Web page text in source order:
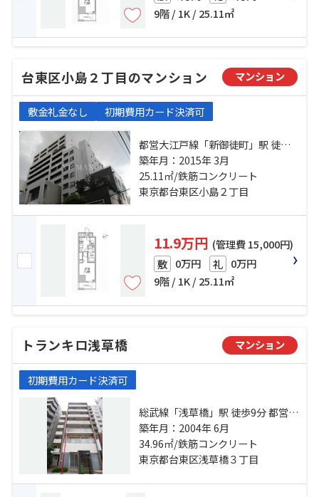
9階 / 1K / 25.11㎡
台東区小島２丁目のマンション マンション
敷金礼金なし 初期費用カード決済可
都営大江戸線「新御徒町」駅 徒歩2
分 銀座線「稲荷町」駅 徒歩10分 日
比谷線「仲御徒町」駅 徒歩10分
築年月：2015年 3月
25.11㎡/鉄筋コンクリート
東京都台東区小島２丁目
11.9万円 (管理費 15,000円)
敷 0万円 礼 0万円
9階 / 1K / 25.11㎡
トランキロ浅草橋 マンション
初期費用カード決済可
総武線「浅草橋」駅 徒歩9分 都営大
江戸線「新御徒町」駅 徒歩13分 都
営大江戸線「蔵前」駅 徒歩13分
築年月：2004年 6月
34.96㎡/鉄筋コンクリート
東京都台東区浅草橋３丁目